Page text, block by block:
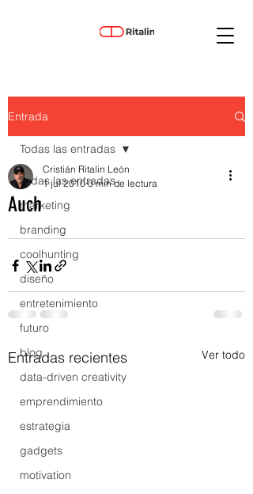
Entrada
Todas las entradas
marketing
branding
coolhunting
diseño
entretenimiento
futuro
blog
data-driven creativity
emprendimiento
estrategia
gadgets
motivation
Todas las entradas
Auch
Cristián Ritalin León
1 jul 2010 0 min de lectura
Entradas recientes Ver todo